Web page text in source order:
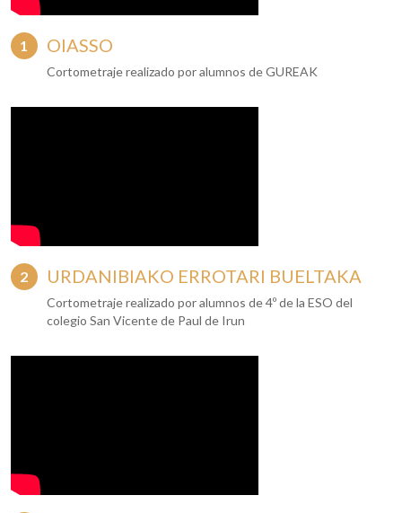
OIASSO
Cortometraje realizado por alumnos de GUREAK
URDANIBIAKO ERROTARI BUELTAKA
Cortometraje realizado por alumnos de 4º de la ESO del
colegio San Vicente de Paul de Irun